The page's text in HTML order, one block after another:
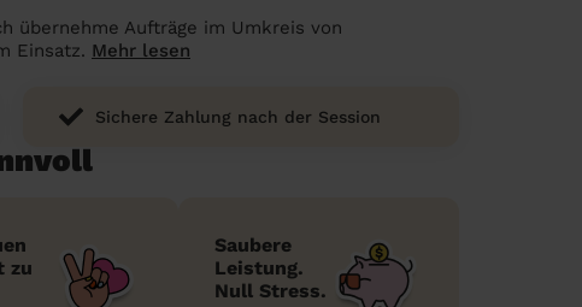
übernehme Aufträge im Umkreis von
Einsatz. Mehr lesen
Sichere Zahlung nach der Session
zu
Saubere
Leistung.
Null Stress.